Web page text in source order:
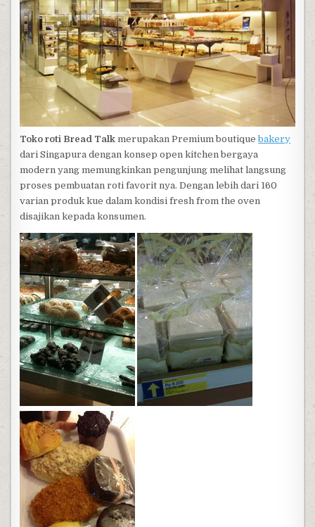
Toko roti Bread Talk merupakan Premium boutiquebakery
dari Singapura dengan konsep open kitchen bergaya
modern yang memungkinkan pengunjung melihat langsung
proses pembuatan roti favorit nya. Dengan lebih dari 160
varian produk kue dalam kondisi fresh from the oven
disajikan kepada konsumen.